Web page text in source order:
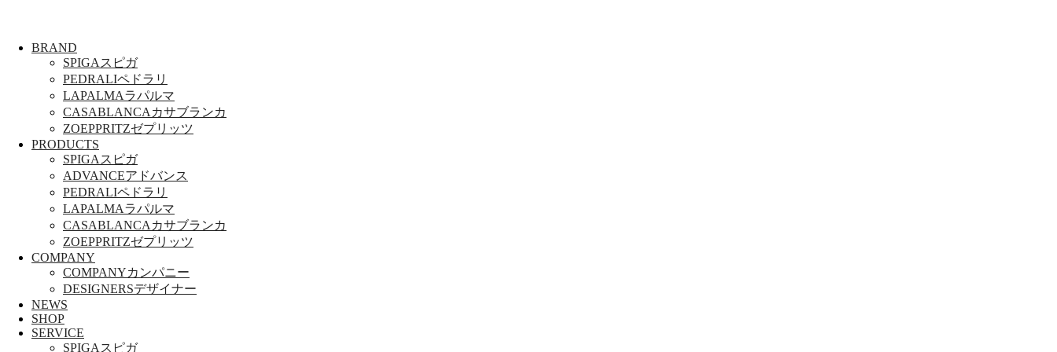
BRAND
SPIGA スピガ
PEDRALIペドラリ
LAPALMAラパルマ
CASABLANCA カサブランカ
ZOEPPRITZゼプリッツ
PRODUCTS
SPIGA スピガ
ADVANCEアドバンス
PEDRALIペドラリ
LAPALMAラパルマ
CASABLANCA カサブランカ
ZOEPPRITZゼプリッツ
COMPANY
COMPANYカンパニー
DESIGNERSデザイナー
NEWS
SHOP
SERVICE
SPIGA スピガ